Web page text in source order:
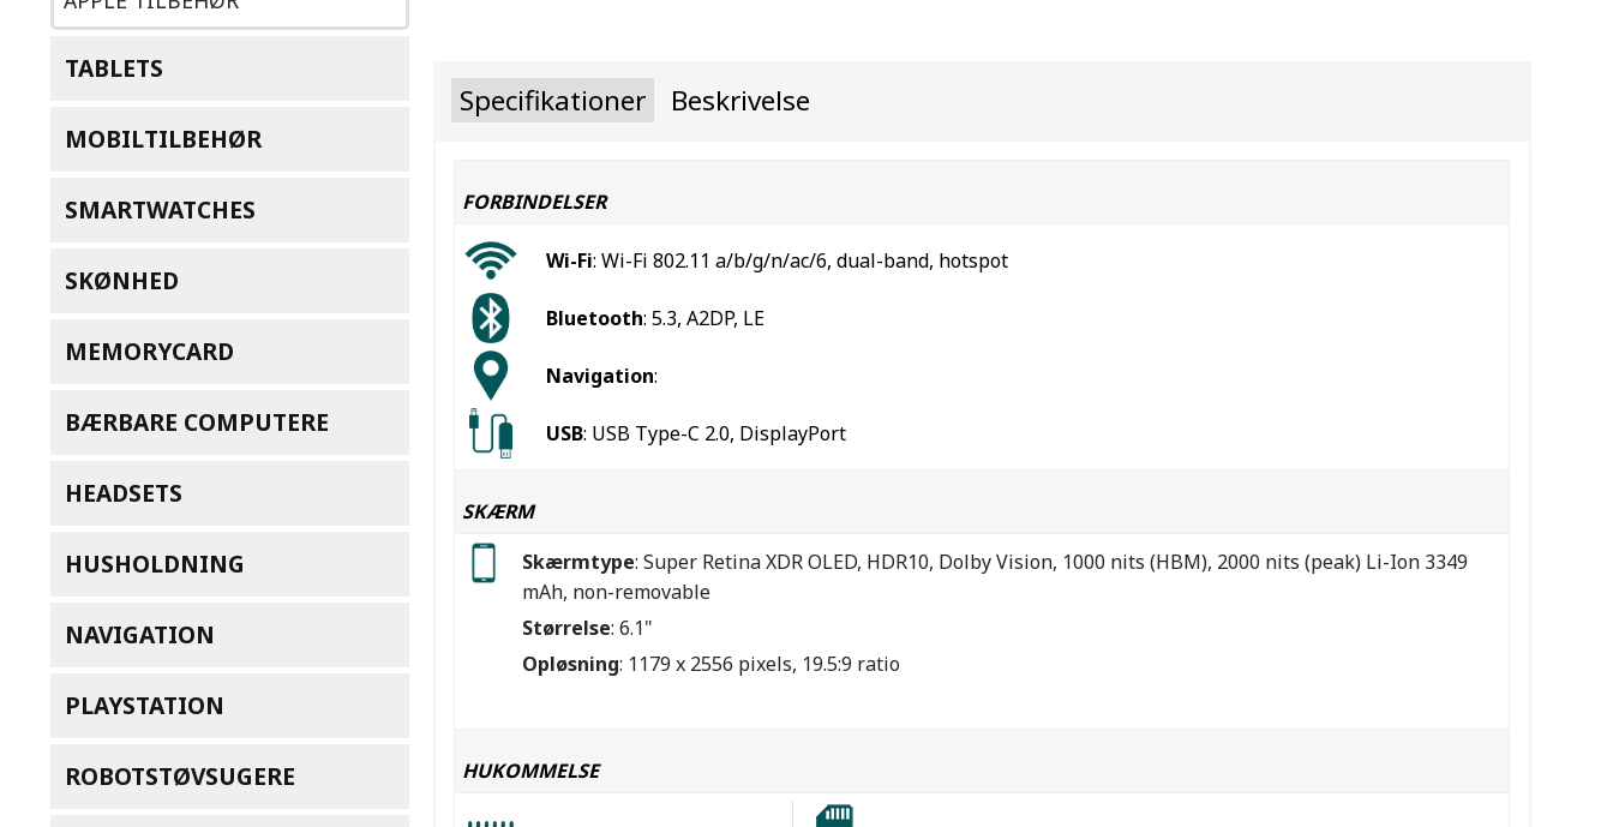
TABLETS
MOBILTILBEHØR
SMARTWATCHES
SKØNHED
MEMORYCARD
BÆRBARE COMPUTERE
HEADSETS
HUSHOLDNING
NAVIGATION
PLAYSTATION
ROBOTSTØVSUGERE
Specifikationer Beskrivelse
FORBINDELSER
Wi-Fi: Wi-Fi 802.11 a/b/g/n/ac/6, dual-band, hotspot
Bluetooth: 5.3, A2DP, LE
Navigation:
USB: USB Type-C 2.0, DisplayPort
SKÆRM
Skærmtype: Super Retina XDR OLED, HDR10, Dolby Vision, 1000 nits (HBM), 2000 nits (peak) Li-Ion 3349
mAh, non-removable
Størrelse: 6.1"
Opløsning: 1179 x 2556 pixels, 19.5:9 ratio
HUKOMMELSE